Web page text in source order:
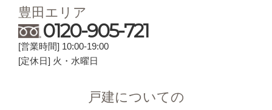
豊田エリア
0120-905-721
[営業時間] 10:00-19:00
[定休日] 火・水曜日
戸建についての